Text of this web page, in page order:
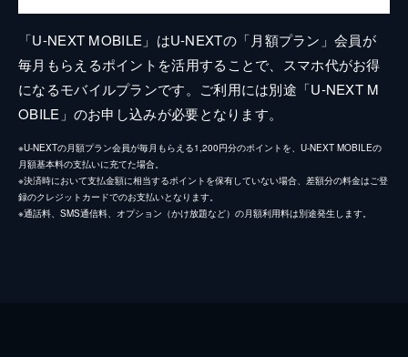
「U-NEXT MOBILE」はU-NEXTの「月額プラン」会員が
毎月もらえるポイントを活用することで、スマホ代がお得
になるモバイルプランです。ご利用には別途「U-NEXT M
OBILE」のお申し込みが必要となります。
※U-NEXTの月額プラン会員が毎月もらえる1,200円分のポイントを、U-NEXT MOBILEの
月額基本料の支払いに充てた場合。
※決済時において支払金額に相当するポイントを保有していない場合、差額分の料金はご登
録のクレジットカードでのお支払いとなります。
※通話料、SMS通信料、オプション（かけ放題など）の月額利用料は別途発生します。